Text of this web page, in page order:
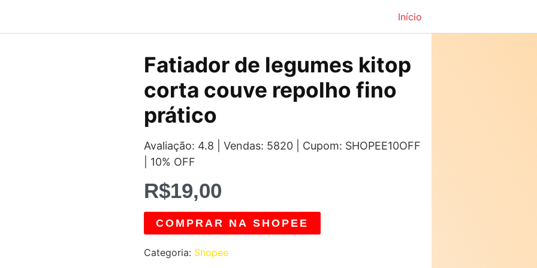
Início
Fatiador de legumes kitop
corta couve repolho fino
prático
Avaliação: 4.8 | Vendas: 5820 | Cupom: SHOPEE10OFF
| 10% OFF
R$19,00
COMPRAR NA SHOPEE
Categoria: Shopee